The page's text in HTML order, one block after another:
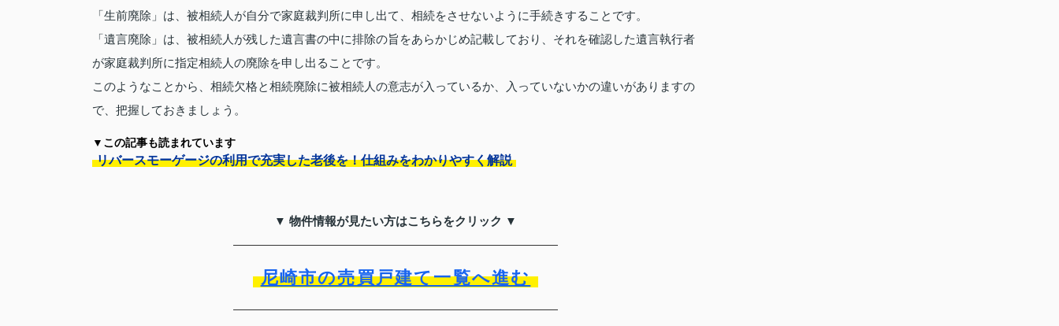
「生前廃除」は、被相続人が自分で家庭裁判所に申し出て、相続をさせないように手続きすることです。
「遺言廃除」は、被相続人が残した遺言書の中に排除の旨をあらかじめ記載しており、それを確認した遺言執行者
が家庭裁判所に指定相続人の廃除を申し出ることです。
このようなことから、相続欠格と相続廃除に被相続人の意志が入っているか、入っていないかの違いがありますの
で、把握しておきましょう。
▼この記事も読まれています
リバースモーゲージの利用で充実した老後を！仕組みをわかりやすく解説
▼ 物件情報が見たい方はこちらをクリック ▼
尼崎市の売買戸建て一覧へ進む